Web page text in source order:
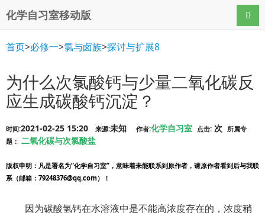
化学自习室移动版 导航
首页>必修一>氯与卤族>探讨与扩展8
为什么次氯酸钙与少量二氧化碳反
应生成碳酸钙沉淀？
时间:2021-02-25 15:20 来源:未知 作者:化学自习室 点击: 次
所属专
题： 二氧化碳与次氯酸盐
版权申明 ：凡是署名为“化学自习室”，意味着未能联系到原作者，请原作者看到后与我联
系（邮箱：79248376@qq.com）！
因为碳酸氢钙在水溶液中是不能高浓度存在的，浓度稍